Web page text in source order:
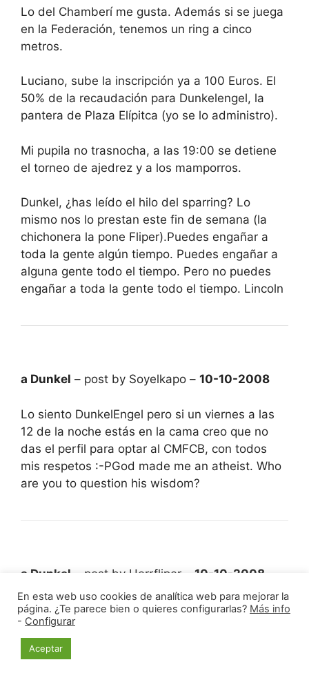
Lo del Chamberí me gusta. Además si se juega
en la Federación, tenemos un ring a cinco
metros.
Luciano, sube la inscripción ya a 100 Euros. El
50% de la recaudación para Dunkelengel, la
pantera de Plaza Elípitca (yo se lo administro).
Mi pupila no trasnocha, a las 19:00 se detiene
el torneo de ajedrez y a los mamporros.
Dunkel, ¿has leído el hilo del sparring? Lo
mismo nos lo prestan este fin de semana (la
chichonera la pone Fliper).Puedes engañar a
toda la gente algún tiempo. Puedes engañar a
alguna gente todo el tiempo. Pero no puedes
engañar a toda la gente todo el tiempo. Lincoln
a Dunkel – post by Soyelkapo – 10-10-2008
Lo siento DunkelEngel pero si un viernes a las
12 de la noche estás en la cama creo que no
das el perfil para optar al CMFCB, con todos
mis respetos :-PGod made me an atheist. Who
are you to question his wisdom?
a Dunkel – post by Herrfliper – 10-10-2008
a eso le llamo yo provocar (8P)(8P) donante y
tomante de (p)elo (8P)
En esta web uso cookies de analítica web para mejorar la
página. ¿Te parece bien o quieres configurarlas? Más info
- Configurar
Aceptar